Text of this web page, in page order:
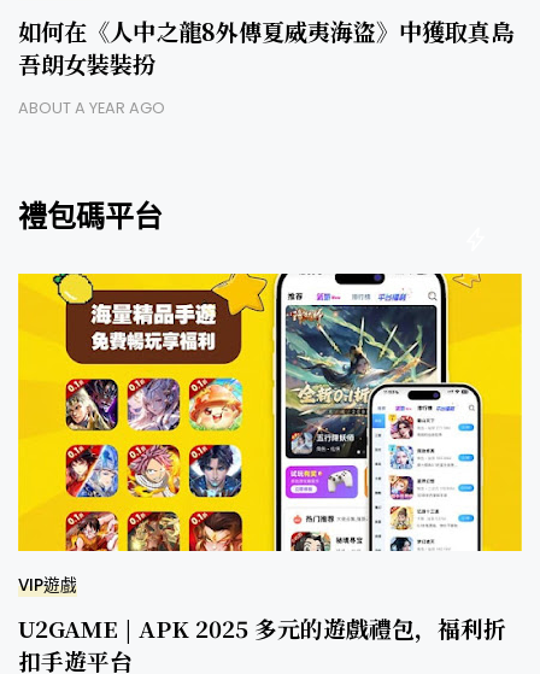
如何在《人中之龍8外傳夏威夷海盜》中獲取真島
吾朗女裝裝扮
ABOUT A YEAR AGO
禮包碼平台
VIP遊戲
U2GAME | APK 2025 多元的遊戲禮包，福利折
扣手遊平台